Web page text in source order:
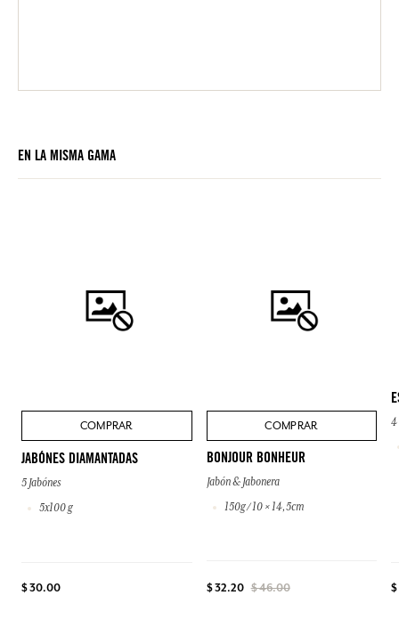
EN LA MISMA GAMA
COMPRAR
JABÓNES DIAMANTADAS
5 Jabónes
5x100 g
$ 30.00
COMPRAR
BONJOUR BONHEUR
Jabón & Jabonera
150g / 10 × 14,5cm
$ 32.20 $ 46.00
4